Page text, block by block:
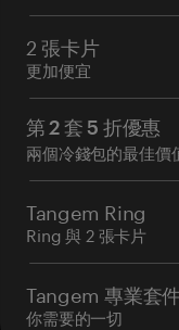
2 張卡片
更加便宜
第 2 套 5 折優惠
兩個冷錢包的最佳價
Tangem Ring
Ring 與 2 張卡片
Tangem 專業套
你需要的一切